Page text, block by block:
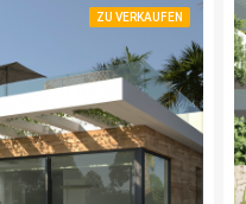
ZU VERKAUFEN